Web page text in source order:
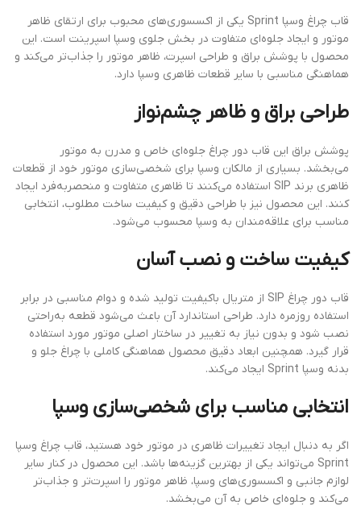
قاب چراغ وسپا Sprint یکی از اکسسوری‌های محبوب برای ارتقای ظاهر
موتور و ایجاد جلوه‌ای متفاوت در بخش جلوی وسپا اسپرینت است. این
محصول با پوشش براق و طراحی اسپرت، ظاهر موتور را جذاب‌تر می‌کند و
هماهنگی مناسبی با سایر قطعات ظاهری وسپا دارد.
طراحی براق و ظاهر چشم‌نواز
پوشش براق این قاب دور چراغ جلوه‌ای خاص و مدرن به موتور
می‌بخشد. بسیاری از مالکان وسپا برای شخصی‌سازی موتور خود از قطعات
ظاهری برند SIP استفاده می‌کنند تا ظاهری متفاوت و منحصربه‌فرد ایجاد
کنند. این محصول نیز با طراحی دقیق و کیفیت ساخت مطلوب، انتخابی
مناسب برای علاقه‌مندان به وسپا محسوب می‌شود.
کیفیت ساخت و نصب آسان
قاب دور چراغ SIP از متریال باکیفیت تولید شده و دوام مناسبی در برابر
استفاده روزمره دارد. طراحی استاندارد آن باعث می‌شود قطعه به‌راحتی
نصب شود و بدون نیاز به تغییر در ساختار اصلی موتور مورد استفاده
قرار گیرد. همچنین ابعاد دقیق محصول هماهنگی کاملی با چراغ جلو و
بدنه وسپا Sprint ایجاد می‌کند.
انتخابی مناسب برای شخصی‌سازی وسپا
اگر به دنبال ایجاد تغییرات ظاهری در موتور خود هستید، قاب چراغ وسپا
Sprint می‌تواند یکی از بهترین گزینه‌ها باشد. این محصول در کنار سایر
لوازم جانبی و اکسسوری‌های وسپا، ظاهر موتور را اسپرت‌تر و جذاب‌تر
می‌کند و جلوه‌ای خاص به آن می‌بخشد.